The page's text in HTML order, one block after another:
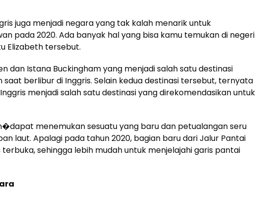
juga menjadi negara yang tak kalah menarik untuk
pada 2020. Ada banyak hal yang bisa kamu temukan di negeri
Elizabeth tersebut.
dan Istana Buckingham yang menjadi salah satu destinasi
saat berlibur di Inggris. Selain kedua destinasi tersebut, ternyata
menjadi salah satu destinasi yang direkomendasikan untuk
menemukan sesuatu yang baru dan petualangan seru
laut. Apalagi pada tahun 2020, bagian baru dari Jalur Pantai
sehingga lebih mudah untuk menjelajahi garis pantai